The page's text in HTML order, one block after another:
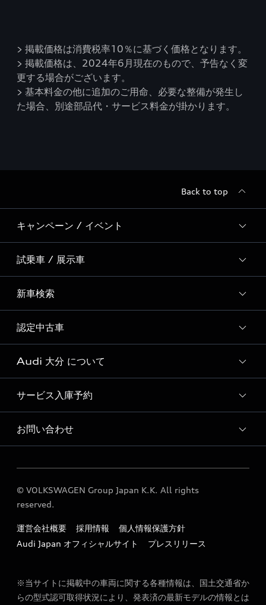
> 掲載価格は消費税率10％に基づく価格となります。
> 掲載価格は、2024年6月現在のもので、予告なく変
更する場合がございます。
> 基本料金の他に追加のご用命、必要な整備が発生し
た場合、別途部品代・サービス料金が掛かります。
Back to top
キャンペーン / イベント
全国統一イベント
ディーラー独自イベント
試乗車 / 展示車
試乗予約
試乗車・展示車一覧
新車検索
新車検索
認定中古車
おすすめ認定中古車
Audi認定中古車検索
Audi 大分 について
Audi 大分 代表
Audi 大分 店舗情報
Audi Approved Automobile 大分 店舗情報
Audi 大分 運営会社概要
Audi 大分 公式LINEアカウント
勧誘方針
サービス入庫予約
Audi 大分 サービス入庫予約
お問い合わせ
各種お問い合わせ
© VOLKSWAGEN Group Japan K.K. All rights
reserved.
運営会社概要 採用情報
個人情報保護方針
Audi Japan オフィシャルサイト
プレスリリース
※当サイトに掲載中の車両に関する各種情報は、国土交通省か
らの型式認可取得状況により、発表済の最新モデルの情報とは